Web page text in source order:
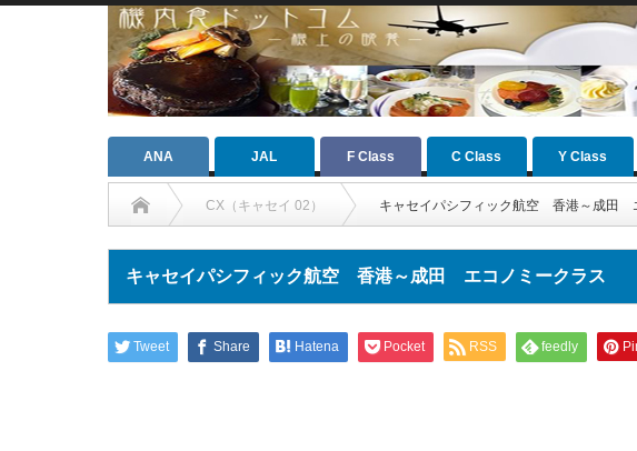
ANA JAL F Class C Class Y Class
CX（キャセイ 02） キャセイパシフィック航空 香港～成田
キャセイパシフィック航空 香港～成田 エコノミークラス
Tweet Share Hatena Pocket RSS feedly